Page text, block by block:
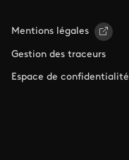
Mentions légales
Gestion des traceurs
Espace de confidentialité